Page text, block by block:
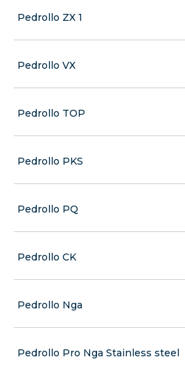
Pedrollo ZX 1
Pedrollo VX
Pedrollo TOP
Pedrollo PKS
Pedrollo PQ
Pedrollo CK
Pedrollo Nga
Pedrollo Pro Nga Stainless steel